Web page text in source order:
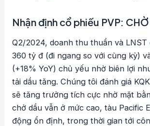
Nhận định cổ phiếu PVP:
Q2/2024, doanh thu thuần và LNST
360 tỷ đ (đi ngang so với cùng kỳ)
(+18% YoY) chủ yếu nhờ biên lợi
tải dầu tăng. Chúng tôi đánh giá
sẽ tăng trưởng tích cực nhờ mặt
chở dầu vẫn ở mức cao, tàu Pacific
động ổn định, trong thời gian tới